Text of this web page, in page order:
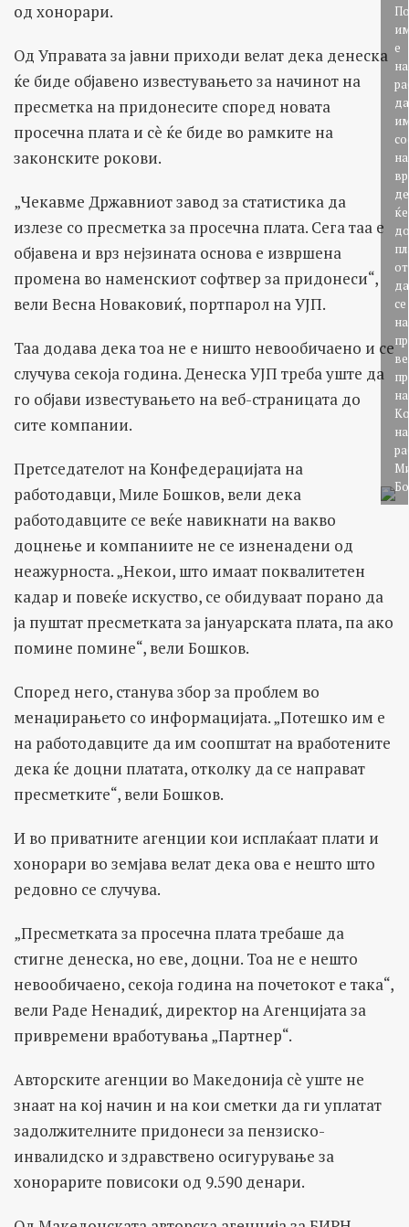
од хонорари.
Од Управата за јавни приходи велат дека денеска
ќе биде објавено известувањето за начинот на
пресметка на придонесите според новата
просечна плата и сè ќе биде во рамките на
законските рокови.
„Чекавме Државниот завод за статистика да
излезе со пресметка за просечна плата. Сега таа е
објавена и врз нејзината основа е извршена
промена во наменскиот софтвер за придонеси“,
вели Весна Новаковиќ, портпарол на УЈП.
Таа додава дека тоа не е ништо невообичаено и се
случува секоја година. Денеска УЈП треба уште да
го објави известувањето на веб-страницата до
сите компании.
е
на
да
на
ќе
да
се
на
на
Претседателот на Конфедерацијата на
работодавци, Миле Бошков, вели дека
работодавците се веќе навикнати на вакво
доцнење и компаниите не се изненадени од
неажурноста. „Некои, што имаат поквалитетен
кадар и повеќе искуство, се обидуваат порано да
ја пуштат пресметката за јануарската плата, па ако
помине помине“, вели Бошков.
Според него, станува збор за проблем во
менаџирањето со информацијата. „Потешко им е
на работодавците да им соопштат на вработените
дека ќе доцни платата, отколку да се направат
пресметките“, вели Бошков.
И во приватните агенции кои исплаќаат плати и
хонорари во земјава велат дека ова е нешто што
редовно се случува.
„Пресметката за просечна плата требаше да
стигне денеска, но еве, доцни. Тоа не е нешто
невообичаено, секоја година на почетокот е така“,
вели Раде Ненадиќ, директор на Агенцијата за
привремени вработувања „Партнер“.
Авторските агенции во Македонија сè уште не
знаат на кој начин и на кои сметки да ги уплатат
задолжителните придонеси за пензиско-
инвалидско и здравствено осигурување за
хонорарите повисоки од 9.590 денари.